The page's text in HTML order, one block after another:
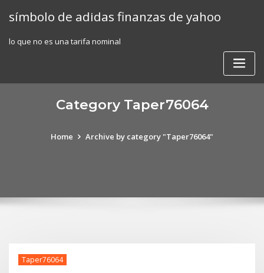
símbolo de adidas finanzas de yahoo
lo que no es una tarifa nominal
Category Taper76064
Home Archive by category "Taper76064"
Taper76064